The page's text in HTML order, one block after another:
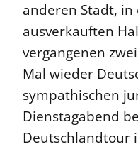
anderen Stadt,
ausverkauften
vergangenen
Mal wieder
sympathischen
Dienstagabend
Deutschlandtour